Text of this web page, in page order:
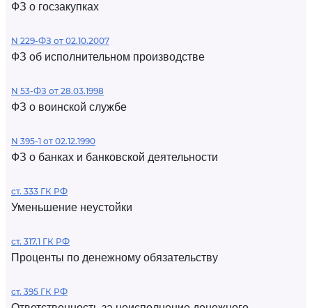
ФЗ о госзакупках
N 229-ФЗ от 02.10.2007
ФЗ об исполнительном производстве
N 53-ФЗ от 28.03.1998
ФЗ о воинской службе
N 395-1 от 02.12.1990
ФЗ о банках и банковской деятельности
ст. 333 ГК РФ
Уменьшение неустойки
ст. 317.1 ГК РФ
Проценты по денежному обязательству
ст. 395 ГК РФ